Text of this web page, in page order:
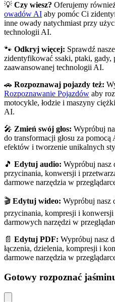
💡 Czy wiesz? Oferujemy
owadów AI aby pomóc Ci
inne owady natychmiast przy
technologii AI.
🐾 Odkryj więcej: Sprawdź nasze
zidentyfikować ssaki, ptaki, gady,
zaawansowanej technologii AI.
🚗 Rozpoznawaj pojazdy też:
Rozpoznawanie Pojazdów aby
motocykle, łodzie i maszyny
AI.
🎤 Zmień swój głos: Wypróbuj
do transformacji głosu za
efektów i tworzenie unikalnych
🎵 Edytuj audio: Wypróbuj nasz
przycinania, konwersji i
darmowe narzędzia w
🎬 Edytuj wideo: Wypróbuj nasz
przycinania, kompresji i
darmowych narzędzi w
📄 Edytuj PDF: Wypróbuj nasz
łączenia, dzielenia, kompresji i
darmowe narzędzia w
Gotowy rozpoznać